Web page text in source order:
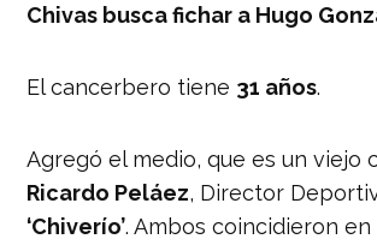
Chivas busca fichar a Hugo
El cancerbero tiene 31 años.
Agregó el medio, que es un viejo
Ricardo Peláez, Director
‘Chiverío’. Ambos coincidieron en